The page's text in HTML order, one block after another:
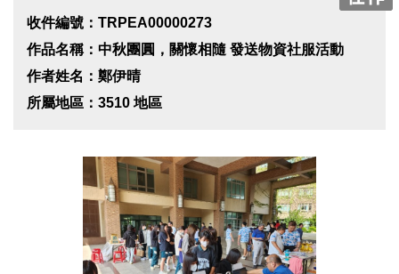
收件編號：TRPEA00000273
作品名稱：中秋團圓，關懷相隨 發送物資社服活動
作者姓名：鄭伊晴
所屬地區：3510 地區